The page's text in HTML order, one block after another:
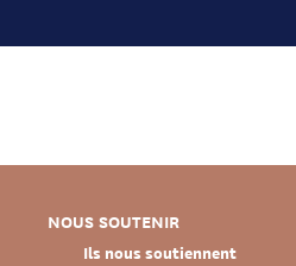
NOUS SOUTENIR
Ils nous soutiennent